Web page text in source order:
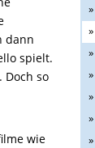
dann
spielt.
Doch so
wie
»
»
»
»
»
»
»